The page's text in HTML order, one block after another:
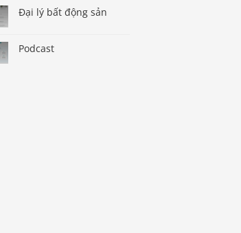
Đại lý bất động sản
Podcast